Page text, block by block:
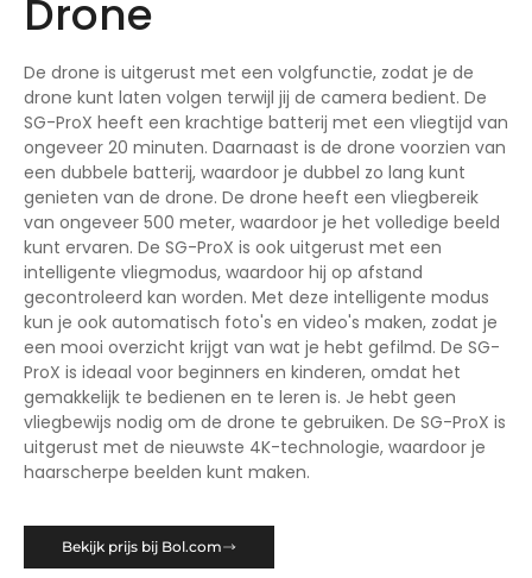
Drone
De drone is uitgerust met een volgfunctie, zodat je de
drone kunt laten volgen terwijl jij de camera bedient. De
SG-ProX heeft een krachtige batterij met een vliegtijd van
ongeveer 20 minuten. Daarnaast is de drone voorzien van
een dubbele batterij, waardoor je dubbel zo lang kunt
genieten van de drone. De drone heeft een vliegbereik
van ongeveer 500 meter, waardoor je het volledige beeld
kunt ervaren. De SG-ProX is ook uitgerust met een
intelligente vliegmodus, waardoor hij op afstand
gecontroleerd kan worden. Met deze intelligente modus
kun je ook automatisch foto's en video's maken, zodat je
een mooi overzicht krijgt van wat je hebt gefilmd. De SG-
ProX is ideaal voor beginners en kinderen, omdat het
gemakkelijk te bedienen en te leren is. Je hebt geen
vliegbewijs nodig om de drone te gebruiken. De SG-ProX is
uitgerust met de nieuwste 4K-technologie, waardoor je
haarscherpe beelden kunt maken.
Bekijk prijs bij Bol.com